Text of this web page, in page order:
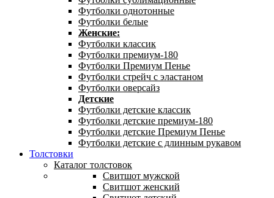
Футболки однотонные
Футболки белые
Женские:
Футболки классик
Футболки премиум-180
Футболки Премиум Пенье
Футболки стрейч с эластаном
Футболки оверсайз
Детские
Футболки детские классик
Футболки детские премиум-180
Футболки детские Премиум Пенье
Футболки детские с длинным рукавом
Толстовки
Каталог толстовок
Свитшот мужской
Свитшот женский